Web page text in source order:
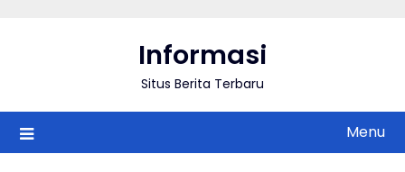
Informasi
Situs Berita Terbaru
Menu